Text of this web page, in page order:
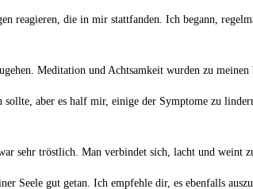
die in mir ​stattfanden. Ich begann,
Meditation und Achtsamkeit​ wurden zu meinen
aber⁢ es half ⁢mir, einige der Symptome zu
sehr tröstlich. Man ‍verbindet ⁣sich, lacht und weint
Seele gut getan. Ich empfehle dir, es ebenfalls